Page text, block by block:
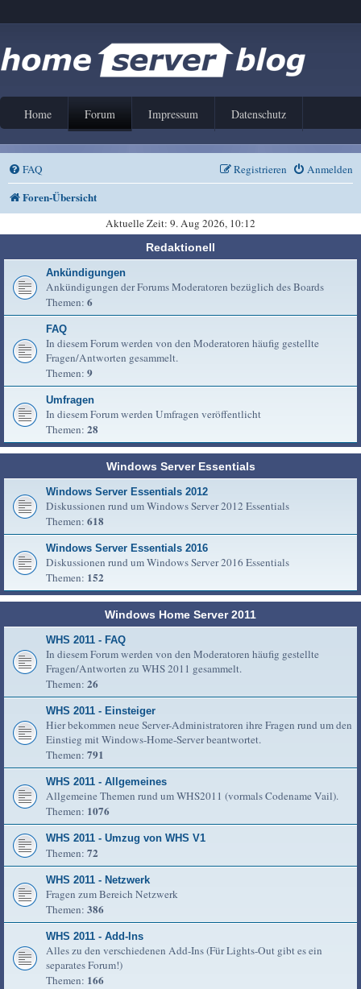
Home Forum Impressum Datenschutz
FAQ Anmelden
Registrieren
Foren-Übersicht
Aktuelle Zeit: 9. Aug 2026, 10:12
Redaktionell
Ankündigungen
Ankündigungen der Forums Moderatoren bezüglich des Boards
Themen: 6
FAQ
In diesem Forum werden von den Moderatoren häufig gestellte
Fragen/Antworten gesammelt.
Themen: 9
Umfragen
In diesem Forum werden Umfragen veröffentlicht
Themen: 28
Windows Server Essentials
Windows Server Essentials 2012
Diskussionen rund um Windows Server 2012 Essentials
Themen: 618
Windows Server Essentials 2016
Diskussionen rund um Windows Server 2016 Essentials
Themen: 152
Windows Home Server 2011
WHS 2011 - FAQ
In diesem Forum werden von den Moderatoren häufig gestellte
Fragen/Antworten zu WHS 2011 gesammelt.
Themen: 26
WHS 2011 - Einsteiger
Hier bekommen neue Server-Administratoren ihre Fragen rund um den
Einstieg mit Windows-Home-Server beantwortet.
Themen: 791
WHS 2011 - Allgemeines
Allgemeine Themen rund um WHS2011 (vormals Codename Vail).
Themen: 1076
WHS 2011 - Umzug von WHS V1
Themen: 72
WHS 2011 - Netzwerk
Fragen zum Bereich Netzwerk
Themen: 386
WHS 2011 - Add-Ins
Alles zu den verschiedenen Add-Ins (Für Lights-Out gibt es ein
separates Forum!)
Themen: 166